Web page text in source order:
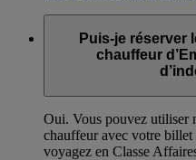
Puis-je réserver
chauffeur
Oui. Vous pouvez utiliser
chauffeur avec votre billet
voyagez en Classe